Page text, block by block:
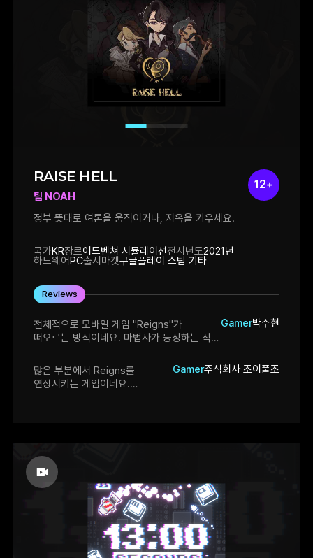
12+
RAISE HELL
팀 NOAH
정부 뜻대로 여론을 움직이거나, 지옥을 키우세요.
국가KR장르어드벤쳐 시뮬레이션전시년도2021년
하드웨어PC출시마켓구글플레이 스팀 기타
Reviews
전체적으로 모바일 게임 "Reigns"가
떠오르는 방식이네요. 마법사가 등장하는 작중
칙칙한 일러스트와 몽환적인 메인 OST가
정말 잘 어울립니다!! LOG 다시보기 기능이
추가된다면 좋을 것 같아요.
Gamer박수현
많은 부분에서 Reigns를
연상시키는 게임이네요.
Gamer주식회사 조이풀조